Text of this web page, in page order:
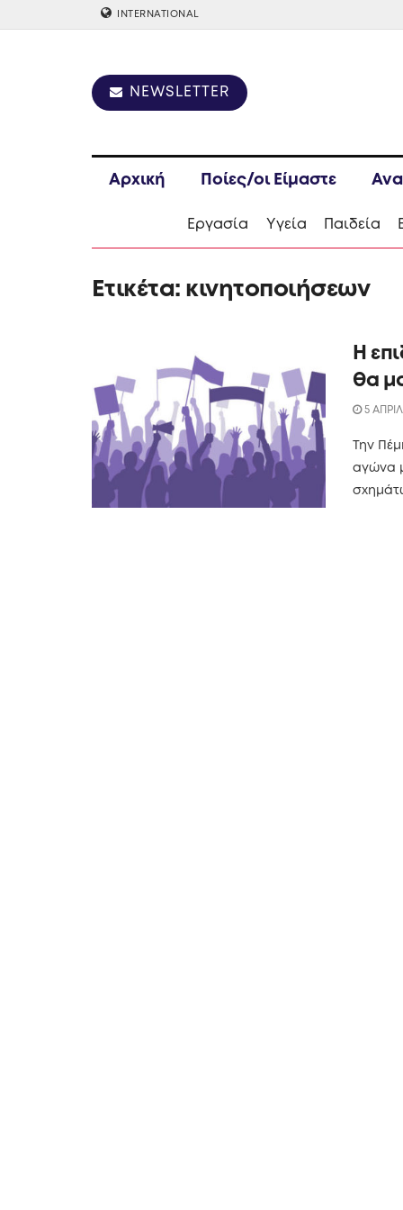
INTERNATIONAL
NEWSLETTER
Αρχική Ποίες/οι Είμαστε
Εργασία Υγεία Παιδεία
Ετικέτα: κινητοποιήσεων
Η
θα
5
Την
αγώνα